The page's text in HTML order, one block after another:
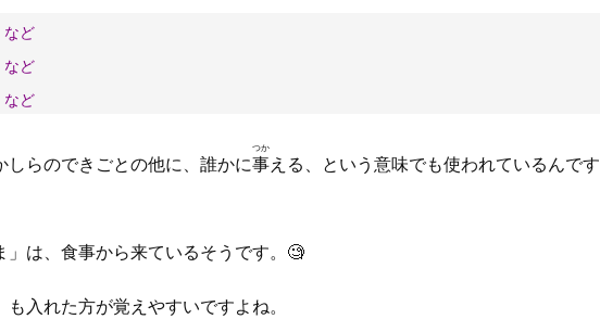
など
など
など
しらのできごとの他に、誰かに事
つか
える、という意味でも使われているんです
」は、食事から来ているそうです。🧐
入れた方が覚えやすいですよね。